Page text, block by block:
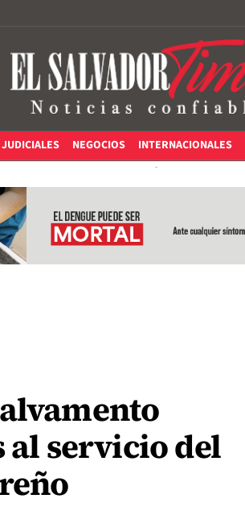
JUDICIALES NEGOCIOS INTERNACIONALES
al servicio del